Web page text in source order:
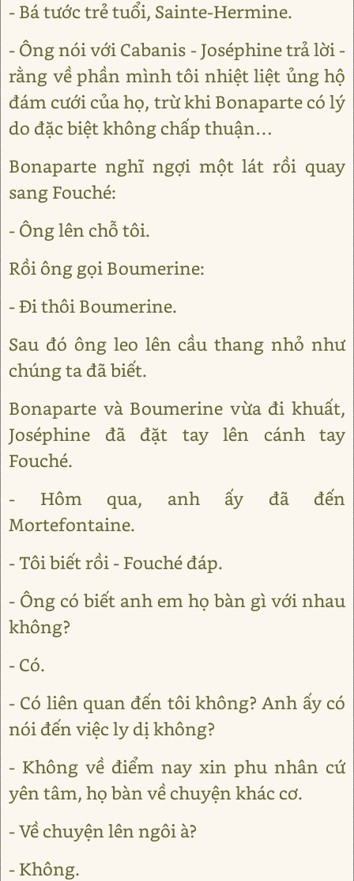
- Bá tước trẻ tuổi, Sainte-Hermine.
- Ông nói với Cabanis - Joséphine trả lời -
rằng về phần mình tôi nhiệt liệt ủng hộ
đám cưới của họ, trừ khi Bonaparte có lý
do đặc biệt không chấp thuận…
Bonaparte nghĩ ngợi một lát rồi quay
sang Fouché:
- Ông lên chỗ tôi.
Rồi ông gọi Boumerine:
- Đi thôi Boumerine.
Sau đó ông leo lên cầu thang nhỏ như
chúng ta đã biết.
Bonaparte và Boumerine vừa đi khuất,
Joséphine đã đặt tay lên cánh tay
Fouché.
- Hôm qua, anh ấy đã đến
Mortefontaine.
- Tôi biết rồi - Fouché đáp.
- Ông có biết anh em họ bàn gì với nhau
không?
- Có.
- Có liên quan đến tôi không? Anh ấy có
nói đến việc ly dị không?
- Không về điểm nay xin phu nhân cứ
yên tâm, họ bàn về chuyện khác cơ.
- Về chuyện lên ngôi à?
- Không.